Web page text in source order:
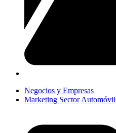
Negocios y Empresas
Marketing Sector Automóvil